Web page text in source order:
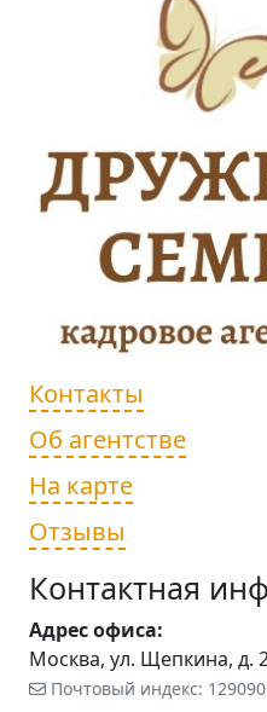
Контакты
Об агентстве
На карте
Отзывы
Контактная
Адрес офиса:
Москва, ул. Щепкина, д.
Почтовый индекс: 129090